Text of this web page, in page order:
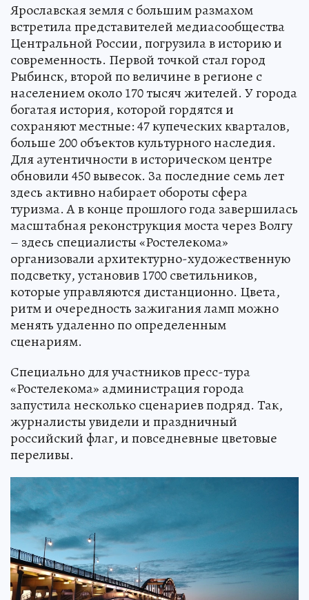
Ярославская земля с большим размахом
встретила представителей медиасообщества
Центральной России, погрузила в историю и
современность. Первой точкой стал город
Рыбинск, второй по величине в регионе с
населением около 170 тысяч жителей. У города
богатая история, которой гордятся и
сохраняют местные: 47 купеческих кварталов,
больше 200 объектов культурного наследия.
Для аутентичности в историческом центре
обновили 450 вывесок. За последние семь лет
здесь активно набирает обороты сфера
туризма. А в конце прошлого года завершилась
масштабная реконструкция моста через Волгу
– здесь специалисты «Ростелекома»
организовали архитектурно-художественную
подсветку, установив 1700 светильников,
которые управляются дистанционно. Цвета,
ритм и очередность зажигания ламп можно
менять удаленно по определенным
сценариям.
Специально для участников пресс-тура
«Ростелекома» администрация города
запустила несколько сценариев подряд. Так,
журналисты увидели и праздничный
российский флаг, и повседневные цветовые
переливы.